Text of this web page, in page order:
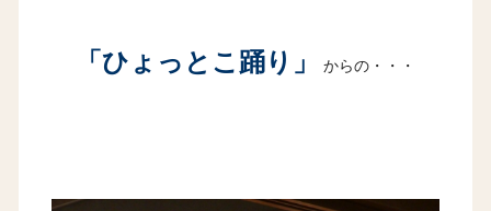
「ひょっとこ踊り」 からの・・・